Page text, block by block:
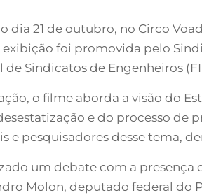
dia 21 de outubro, no Circo
exibição foi promovida pelo
Sindicatos de Engenheiros
o filme aborda a visão do
e do processo de
e pesquisadores desse tema,
um debate com a presença
Molon, deputado federal do